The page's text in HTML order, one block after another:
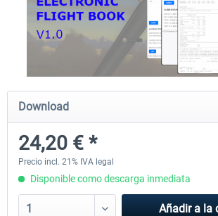
A320 Family professional Bundle
Download
24,20 € *
Precio incl. 21% IVA legal
Disponible como descarga inmediata
Añadir a la